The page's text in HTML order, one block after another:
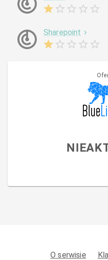
Sharepoint
O serwisie